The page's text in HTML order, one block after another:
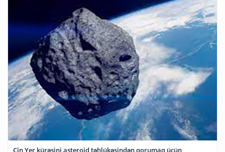
Çin Yer kürəsini asteroid təhlükəsindən qorumaq üçün